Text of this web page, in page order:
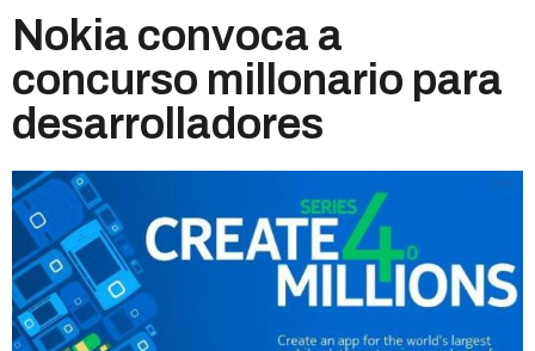
Nokia convoca a
concurso millonario para
desarrolladores